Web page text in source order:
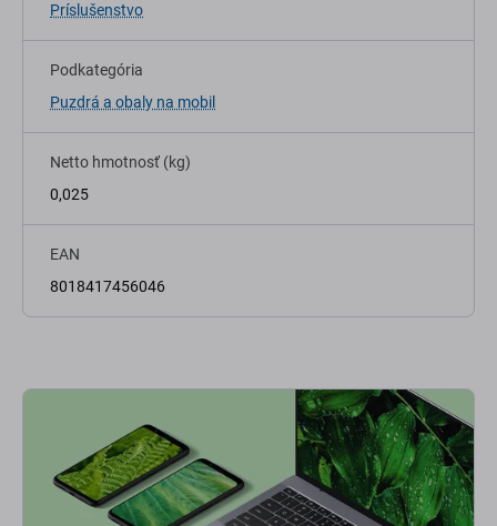
Príslušenstvo
Podkategória
Puzdrá a obaly na mobil
Netto hmotnosť (kg)
0,025
EAN
8018417456046